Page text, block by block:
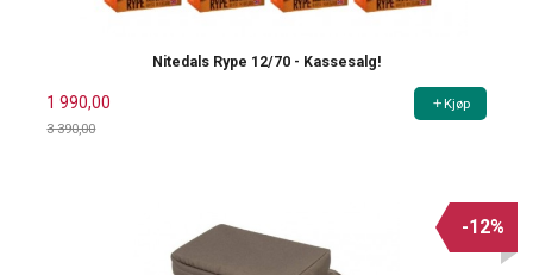
Nitedals Rype 12/70 - Kassesalg!
1 990,00
3 390,00
Kjøp
-12%